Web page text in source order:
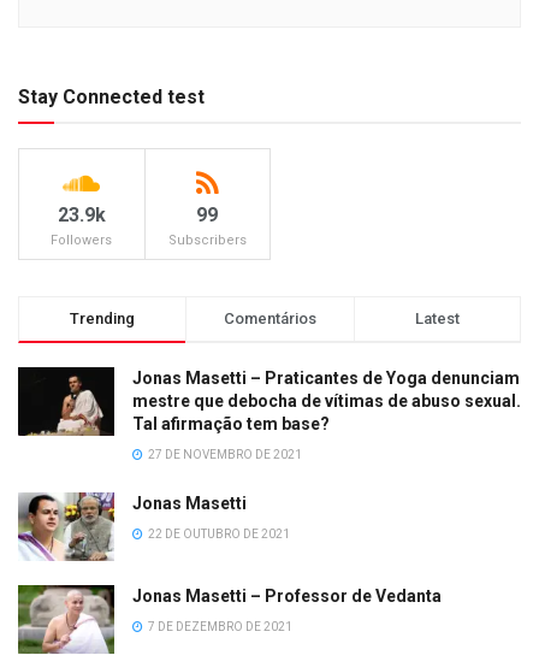
Stay Connected test
23.9k
Followers
99
Subscribers
Trending Comentários Latest
Jonas Masetti – Praticantes de Yoga denunciam
mestre que debocha de vítimas de abuso sexual.
Tal afirmação tem base?
27 DE NOVEMBRO DE 2021
Jonas Masetti
22 DE OUTUBRO DE 2021
Jonas Masetti – Professor de Vedanta
7 DE DEZEMBRO DE 2021